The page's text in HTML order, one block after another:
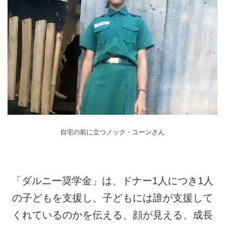
自宅の前に立つノック・ユーンさん
「ダルニー奨学金」は、ドナー1人につき1人
の子どもを支援し、子どもには誰が支援して
くれているのかを伝える、顔が見える、成長